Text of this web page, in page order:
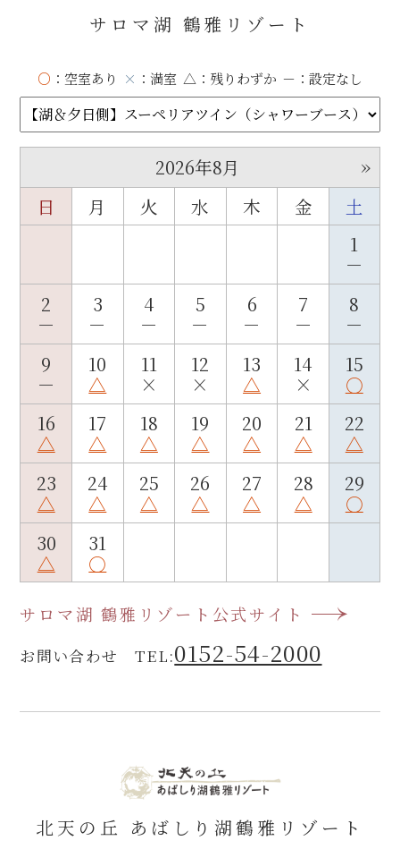
サロマ湖 鶴雅リゾート
○ ：空室あり × ：満室 △ ：残りわずか － ：設定なし
2026年8月
»
日
月 火 水 木 金
土
1
－
2
－
3
－
4
－
5
－
6
－
7
－
8
－
9
－
10
△
11
×
12
×
13
△
14
×
15
○
16
△
17
△
18
△
19
△
20
△
21
△
22
△
23
△
24
△
25
△
26
△
27
△
28
△
29
○
30
△
31
○
サロマ湖 鶴雅リゾート公式サイト
お問い合わせ TEL:0152-54-2000
北天の丘 あばしり湖鶴雅リゾート